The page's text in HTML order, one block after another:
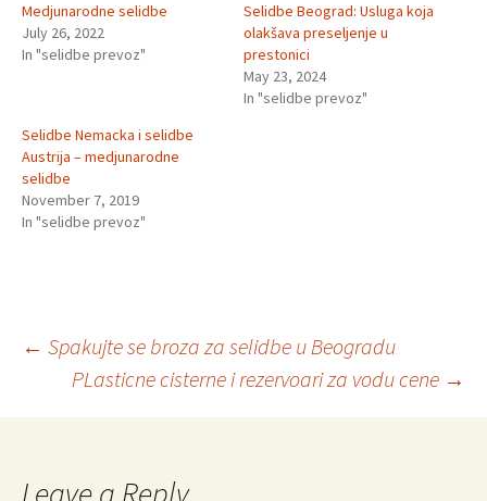
Medjunarodne selidbe
July 26, 2022
In "selidbe prevoz"
Selidbe Beograd: Usluga koja
olakšava preseljenje u
prestonici
May 23, 2024
In "selidbe prevoz"
Selidbe Nemacka i selidbe
Austrija – medjunarodne
selidbe
November 7, 2019
In "selidbe prevoz"
Post
navigation
← Spakujte se broza za selidbe u Beogradu
PLasticne cisterne i rezervoari za vodu cene →